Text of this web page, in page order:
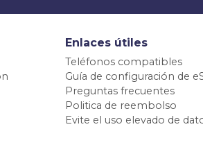
Enlaces útiles
Teléfonos compatibles
Guía de configuración de
Preguntas frecuentes
Politica de reembolso
Evite el uso elevado de